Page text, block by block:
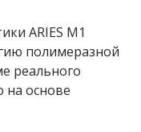
ARIES M1
полимеразной
реального
на основе